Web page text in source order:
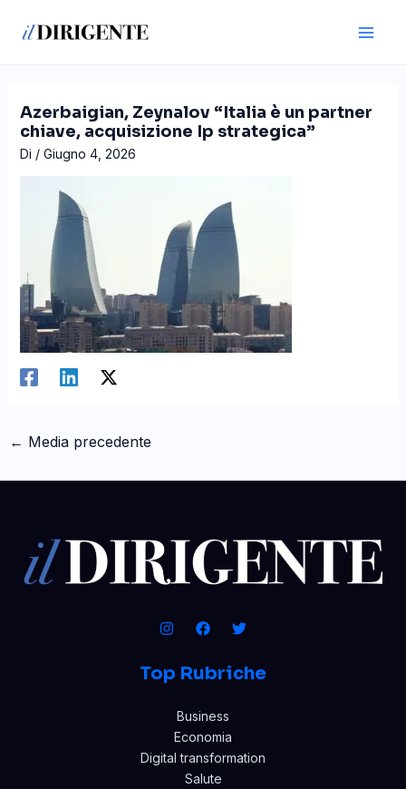
Azerbaigian, Zeynalov “Italia è un partner
chiave, acquisizione Ip strategica”
Di / Giugno 4, 2026
articoli
← Media precedente
Top Rubriche
Business
Economia
Digital transformation
Salute